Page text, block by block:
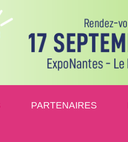
PARTENAIRES